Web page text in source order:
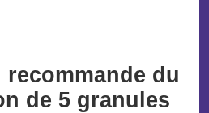
du
de 5 granules